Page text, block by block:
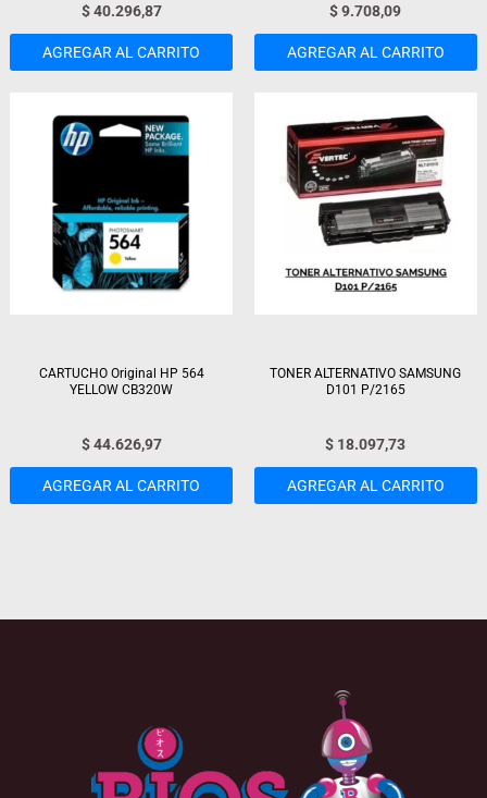
$40.296,87
AGREGAR AL CARRITO
$9.708,09
AGREGAR AL CARRITO
CARTUCHO Original HP 564
YELLOW CB320W
$44.626,97
AGREGAR AL CARRITO
TONER ALTERNATIVO SAMSUNG
D101 P/2165
$ 18.097,73
AGREGAR AL CARRITO